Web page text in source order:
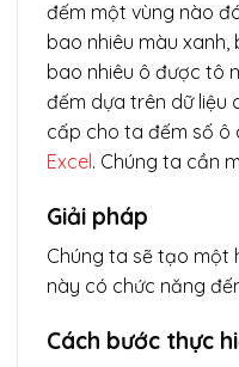
đếm một vùng nào
bao nhiêu màu xanh,
bao nhiêu ô được tô
đếm dựa trên dữ liệu
cấp cho ta đếm số ô
Excel. Chúng ta cần
Giải pháp
Chúng ta sẽ tạo một
này có chức năng
Cách bước thực